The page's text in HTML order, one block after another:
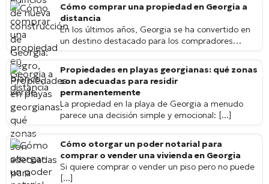
Cómo comprar una propiedad en Georgia a
distancia
En los últimos años, Georgia se ha convertido en
un destino destacado para los compradores
Propiedades en playas georgianas: qué zonas
son adecuadas para residir
permanentemente
La propiedad en la playa de Georgia a menudo
parece una decisión simple y emocional: [...]
Cómo otorgar un poder notarial para
comprar o vender una vivienda en Georgia
Si quiere comprar o vender un piso pero no puede
[...]